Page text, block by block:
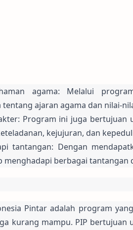
agama: Melalui
ajaran agama dan nilai-
Program ini juga
kejujuran, dan
tantangan: Dengan
menghadapi berbagai tantangan
Pintar adalah program
kurang mampu. PIP